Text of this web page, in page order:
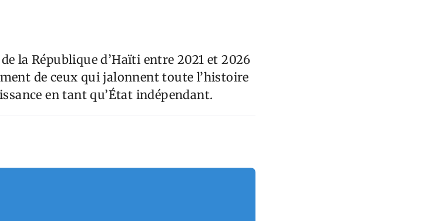
la République d’Haïti entre 2021 et 2026
de ceux qui jalonnent toute l’histoire
en tant qu’État indépendant.